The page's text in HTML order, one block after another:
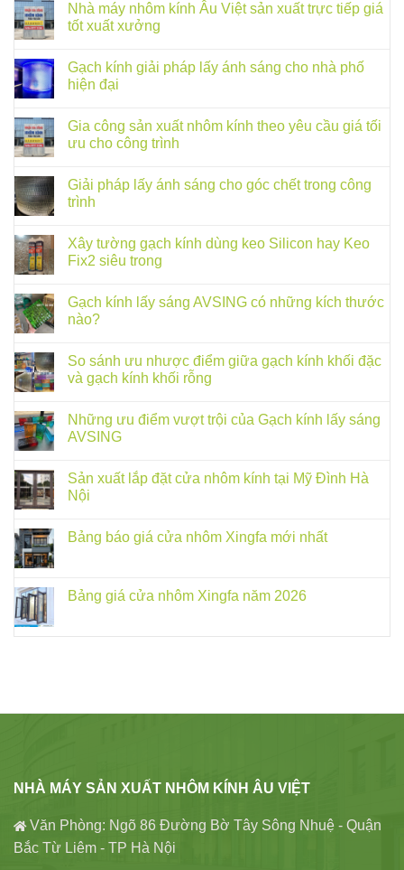
Nhà máy nhôm kính Âu Việt sản xuất trực tiếp giá
tốt xuất xưởng
Gạch kính giải pháp lấy ánh sáng cho nhà phố
hiện đại
Gia công sản xuất nhôm kính theo yêu cầu giá tối
ưu cho công trình
Giải pháp lấy ánh sáng cho góc chết trong công
trình
Xây tường gạch kính dùng keo Silicon hay Keo
Fix2 siêu trong
Gạch kính lấy sáng AVSING có những kích thước
nào?
So sánh ưu nhược điểm giữa gạch kính khối đặc
và gạch kính khối rỗng
Những ưu điểm vượt trội của Gạch kính lấy sáng
AVSING
Sản xuất lắp đặt cửa nhôm kính tại Mỹ Đình Hà
Nội
Bảng báo giá cửa nhôm Xingfa mới nhất
Bảng giá cửa nhôm Xingfa năm 2026
NHÀ MÁY SẢN XUẤT NHÔM KÍNH ÂU VIỆT
Văn Phòng: Ngõ 86 Đường Bờ Tây Sông Nhuệ - Quận
Bắc Từ Liêm - TP Hà Nội